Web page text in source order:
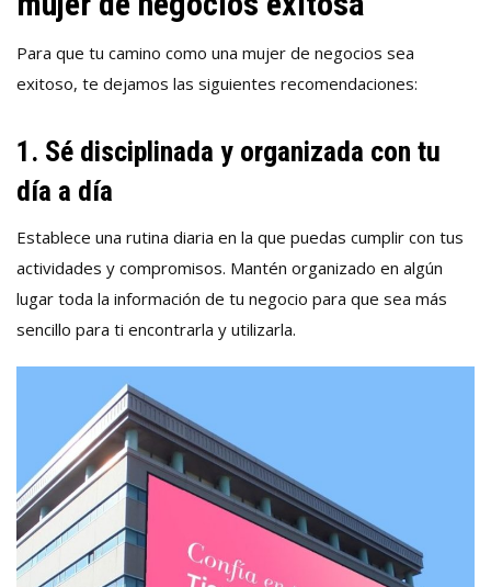
Para que tu camino como una mujer de negocios sea
exitoso, te dejamos las siguientes recomendaciones:
1. Sé disciplinada y organizada con tu
día a día
Establece una rutina diaria en la que puedas cumplir con tus
actividades y compromisos. Mantén organizado en algún
lugar toda la información de tu negocio para que sea más
sencillo para ti encontrarla y utilizarla.